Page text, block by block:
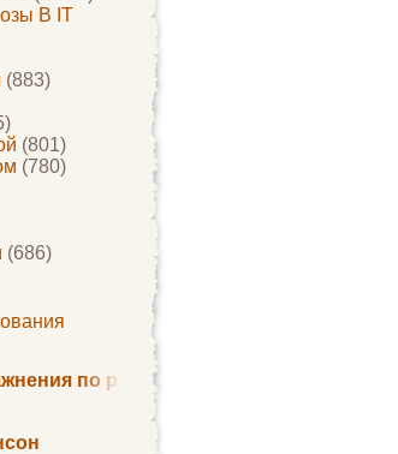
В IT
(883)
(801)
(780)
(686)
по развитию памяти